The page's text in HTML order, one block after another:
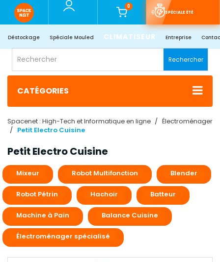
0
SPÉCIALE ÉTÉ
Déstockage Spéciale Mouled CLIMATISEUR Entreprise
Rechercher
CATÉGORIES
Spacenet : High-Tech et Informatique en ligne
Électroménager
Petit Electro Cuisine
Petit Electro Cuisine
Mixeur Robot Multifonction Blender
Robot Pétrin Hachoir Batteur
Machine à Pain Balance Cuisine
Électroménager spécialisé